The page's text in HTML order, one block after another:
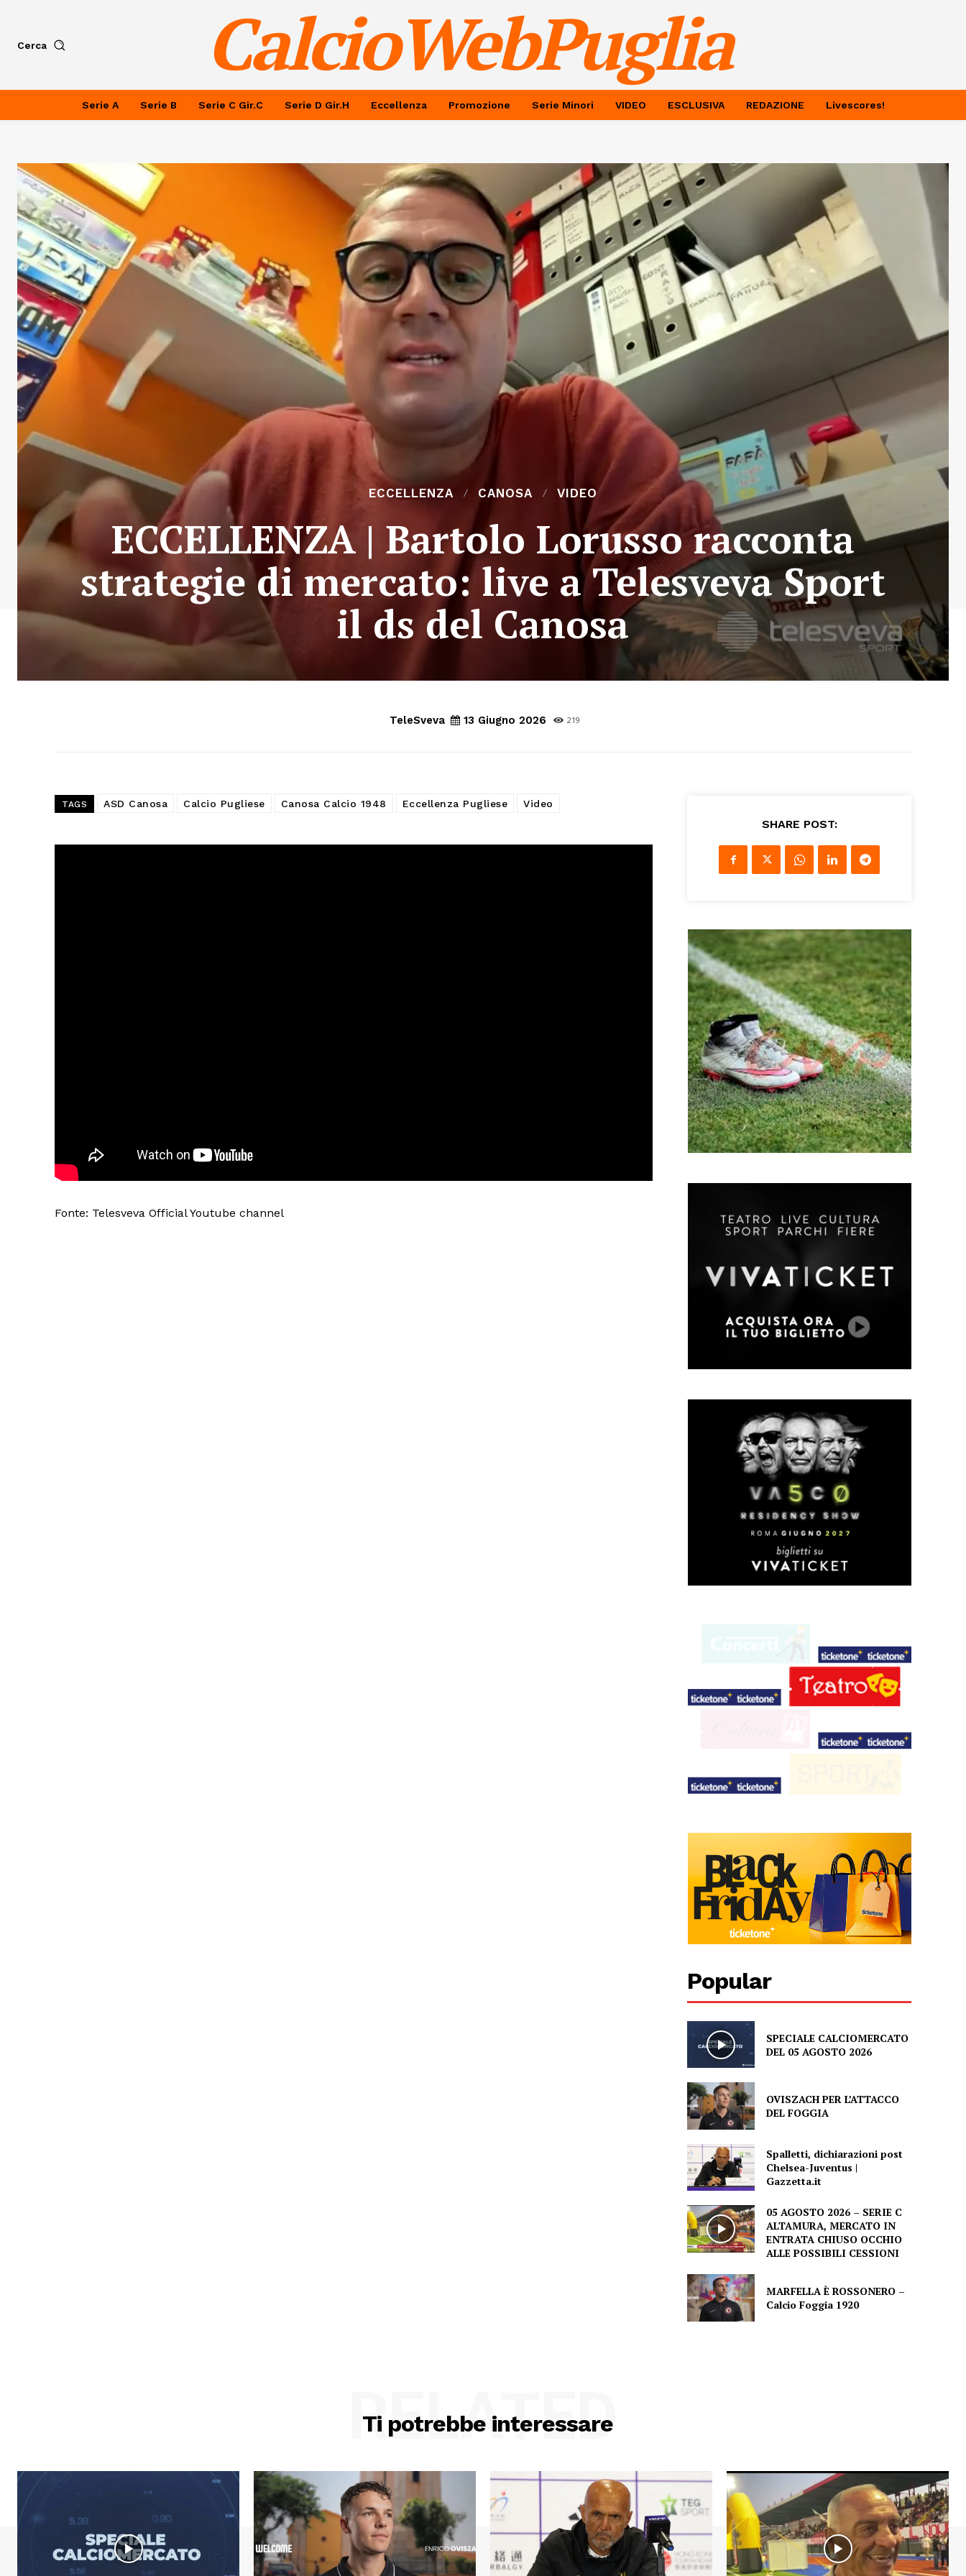
Cerca CalcioWebPuglia
Serie A Serie B Serie C Gir.C Serie D Gir.H Eccellenza Promozione Serie Minori VIDEO ESCLUSIVA REDAZIONE Livescores!
ECCELLENZA CANOSA VIDEO
ECCELLENZA | Bartolo Lorusso racconta
strategie di mercato: live a Telesveva Sport
il ds del Canosa
TeleSveva 13 Giugno 2026 219
TAGS ASD Canosa Calcio Pugliese Canosa Calcio 1948 Eccellenza Pugliese Video
Fonte: Telesveva Official Youtube channel
SHARE POST:
Popular
SPECIALE CALCIOMERCATO
DEL 05 AGOSTO 2026
OVISZACH PER L’ATTACCO
DEL FOGGIA
Spalletti, dichiarazioni post
Chelsea-Juventus |
Gazzetta.it
05 AGOSTO 2026 – SERIE C
ALTAMURA, MERCATO IN
ENTRATA CHIUSO OCCHIO
ALLE POSSIBILI CESSIONI
MARFELLA È ROSSONERO –
Calcio Foggia 1920
Ti potrebbe interessare
RELATED